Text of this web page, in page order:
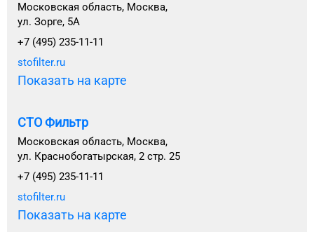
Московская область, Москва,
ул. Зорге, 5А
+7 (495) 235-11-11
stofilter.ru
Показать на карте
СТО Фильтр
Московская область, Москва,
ул. Краснобогатырская, 2 стр. 25
+7 (495) 235-11-11
stofilter.ru
Показать на карте